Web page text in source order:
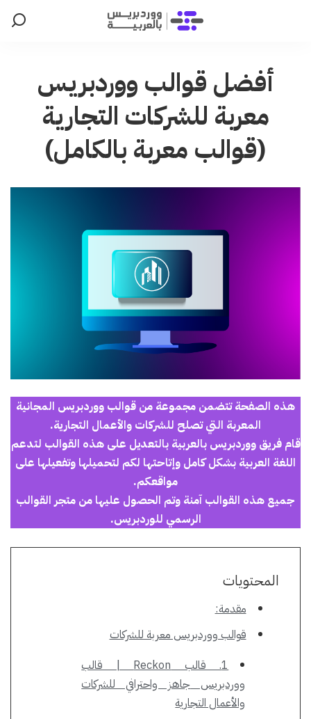
أفضل قوالب ووردبريس
معربة للشركات التجارية
(قوالب معربة بالكامل)
هذه الصفحة تتضمن مجموعة من قوالب ووردبريس المجانية
المعربة التي تصلح للشركات والأعمال التجارية.
قام فريق ووردبريس بالعربية بالتعديل على هذه القوالب لتدعم
اللغة العربية بشكل كامل وإتاحتها لكم لتحميلها وتفعيلها على
مواقعكم.
جميع هذه القوالب آمنة وتم الحصول عليها من متجر القوالب
الرسمي للوردبريس.
المحتويات
مقدمة:
قوالب ووردبريس معربة للشركات
1. قالب Reckon | قالب
ووردبريس جاهز واحترافي للشركات
والأعمال التجارية